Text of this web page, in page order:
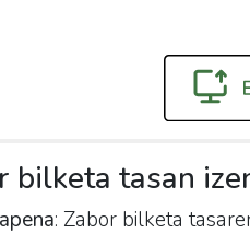
bilketa tasan
: Zabor bilketa